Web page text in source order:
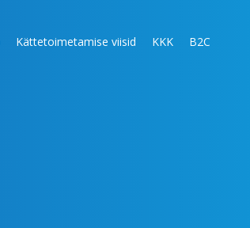
Kättetoimetamise viisid KKK B2C